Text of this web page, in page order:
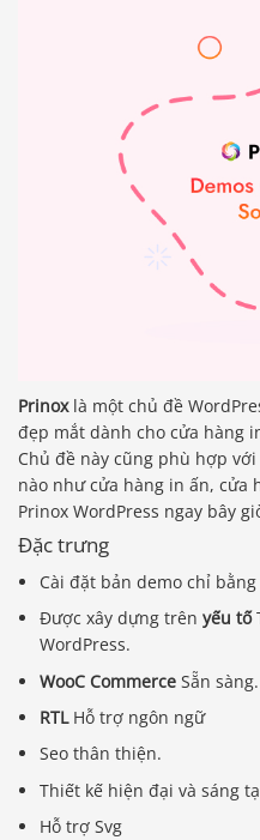
Prinox là một chủ đề
đẹp mắt dành cho cửa hàng
Chủ đề này cũng phù hợp
nào như cửa hàng in ấn, cửa
Prinox WordPress ngay bây
Đặc trưng
Cài đặt bản demo chỉ
Được xây dựng trênyếu tố
WordPress.
WooC Commerce Sẵn sàng.
RTLHỗ trợ ngôn ngữ
Seo thân thiện.
Thiết kế hiện đại và sáng
Hỗ trợ Svg